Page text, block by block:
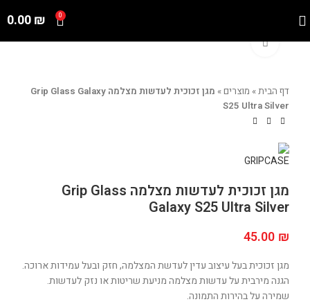
0
0.00₪
Click to enlarge
דף הבית» מוצרים»
מגן זכוכית לעדשות מצלמה Grip Glass Galaxy
S25 Ultra Silver
מגן זכוכית לעדשות מצלמה Grip Glass
Galaxy S25 Ultra Silver
45.00 ₪
מגן זכוכית בעל עיצוב עדין לעדשת המצלמה, חזק ובעל עמידות ארוכה.
הגנה מירבית על עדשות מצלמה מניעת שריטות או נזק לעדשות.
שמירה על בהירות התמונה.